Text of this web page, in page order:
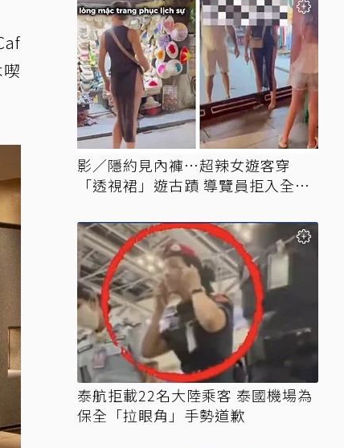
影／隱約見內褲…超辣女遊客穿
「透視裙」遊古蹟 導覽員拒入全網
泰航拒載22名大陸乘客 泰國機場為
保全「拉眼角」手勢道歉